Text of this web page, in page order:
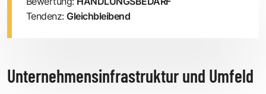
Tendenz:Gleichbleibend
Unternehmensinfrastruktur und Umfeld